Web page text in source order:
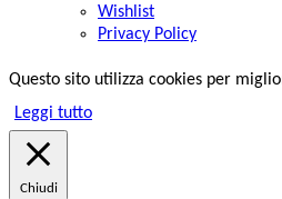
Wishlist
Privacy Policy
Questo sito utilizza cookies per
Leggi tutto
Chiudi